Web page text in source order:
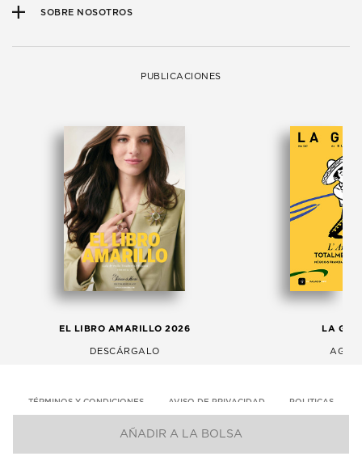
AÑADIR A LA BOLSA
SOBRE NOSOTROS
PUBLICACIONES
EL LIBRO AMARILLO 2026
DESCÁRGALO
LA
TÉRMINOS Y CONDICIONES AVISO DE PRIVACIDAD POLITICAS